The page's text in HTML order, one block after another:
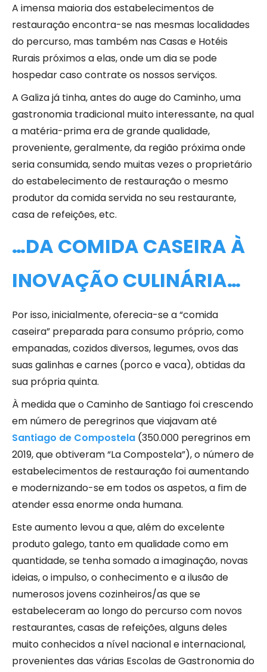
A imensa maioria dos estabelecimentos de
restauração encontra-se nas mesmas localidades
do percurso, mas também nas Casas e Hotéis
Rurais próximos a elas, onde um dia se pode
hospedar caso contrate os nossos serviços.
A Galiza já tinha, antes do auge do Caminho, uma
gastronomia tradicional muito interessante, na qual
a matéria-prima era de grande qualidade,
proveniente, geralmente, da região próxima onde
seria consumida, sendo muitas vezes o proprietário
do estabelecimento de restauração o mesmo
produtor da comida servida no seu restaurante,
casa de refeições, etc.
…DA COMIDA CASEIRA À
INOVAÇÃO CULINÁRIA…
Por isso, inicialmente, oferecia-se a “comida
caseira” preparada para consumo próprio, como
empanadas, cozidos diversos, legumes, ovos das
suas galinhas e carnes (porco e vaca), obtidas da
sua própria quinta.
À medida que o Caminho de Santiago foi crescendo
em número de peregrinos que viajavam até
Santiago de Compostela (350.000 peregrinos em
2019, que obtiveram “La Compostela”), o número de
estabelecimentos de restauração foi aumentando
e modernizando-se em todos os aspetos, a fim de
atender essa enorme onda humana.
Este aumento levou a que, além do excelente
produto galego, tanto em qualidade como em
quantidade, se tenha somado a imaginação, novas
ideias, o impulso, o conhecimento e a ilusão de
numerosos jovens cozinheiros/as que se
estabeleceram ao longo do percurso com novos
restaurantes, casas de refeições, alguns deles
muito conhecidos a nível nacional e internacional,
provenientes das várias Escolas de Gastronomia do